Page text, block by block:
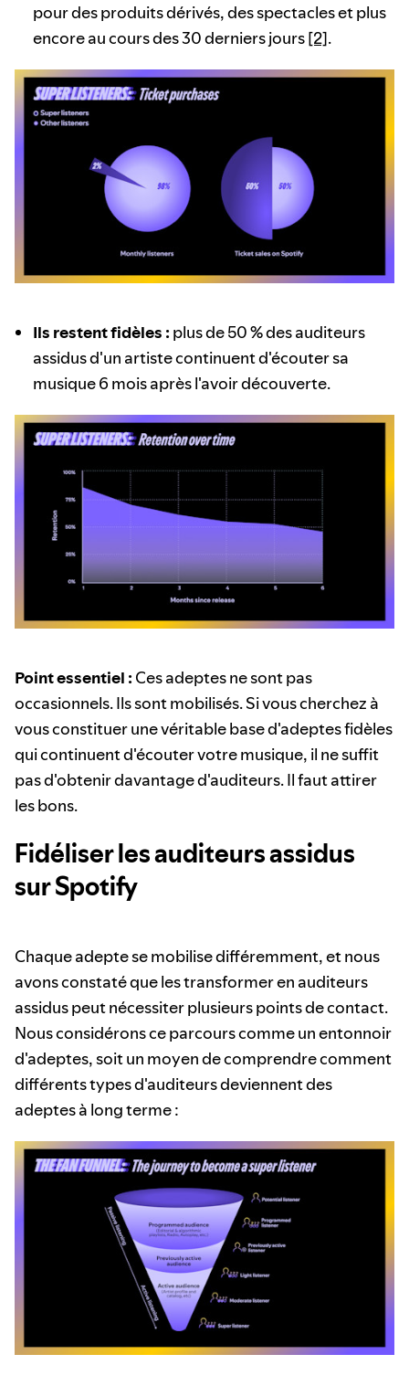
pour des produits dérivés, des spectacles et plus
encore au cours des 30 derniers jours[2].
Ils restent fidèles : plus de 50 % des auditeurs
assidus d'un artiste continuent d'écouter sa
musique 6 mois après l'avoir découverte.
Point essentiel : Ces adeptes ne sont pas
occasionnels. Ils sont mobilisés. Si vous cherchez à
vous constituer une véritable base d'adeptes fidèles
qui continuent d'écouter votre musique, il ne suffit
pas d'obtenir davantage d'auditeurs. Il faut attirer
les bons.
Fidéliser les auditeurs assidus
sur Spotify
Chaque adepte se mobilise différemment, et nous
avons constaté que les transformer en auditeurs
assidus peut nécessiter plusieurs points de contact.
Nous considérons ce parcours comme un entonnoir
d'adeptes, soit un moyen de comprendre comment
différents types d'auditeurs deviennent des
adeptes à long terme :